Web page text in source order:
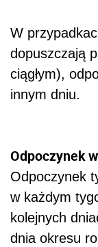
W
dopuszczają
ciągłym),
innym dniu.
Odpoczynek
Odpoczynek
w każdym
kolejnych
dnia okresu